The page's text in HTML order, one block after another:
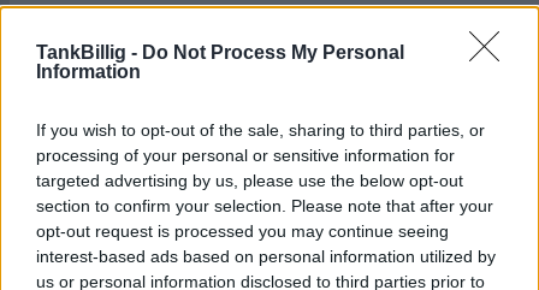
TankBillig - Do Not Process My Personal
Information
If you wish to opt-out of the sale, sharing to third parties, or
processing of your personal or sensitive information for
targeted advertising by us, please use the below opt-out
section to confirm your selection. Please note that after your
opt-out request is processed you may continue seeing
interest-based ads based on personal information utilized by
us or personal information disclosed to third parties prior to
€/kWh
Mer Austria GmbH Mer Austria (McD) -
4 Handelsstraße
0,59
Mörbisch Spar
Rusterstraße 20
0,00
9,0
Eisenstadt Technologiezentrum (TZE)
Marktstraße 5